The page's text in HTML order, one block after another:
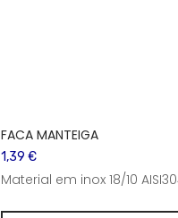
FACA MANTEIGA
1,39 €
Material em inox 18/10